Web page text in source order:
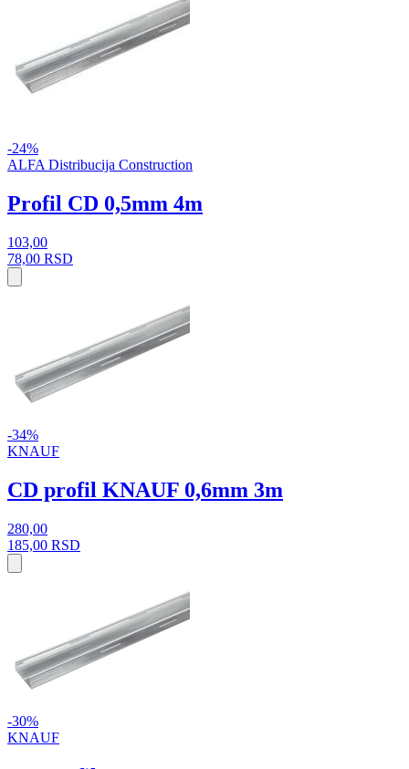
-24%
ALFA Distribucija Construction
Profil CD 0,5mm 4m
103,00
78,00 RSD
-34%
KNAUF
CD profil KNAUF 0,6mm 3m
280,00
185,00 RSD
-30%
KNAUF